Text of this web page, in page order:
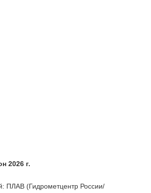
2026 г.
ПЛАВ (Гидрометцентр России/